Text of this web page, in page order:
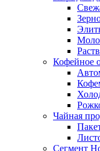
Кофейное
Чайная
Сегмент